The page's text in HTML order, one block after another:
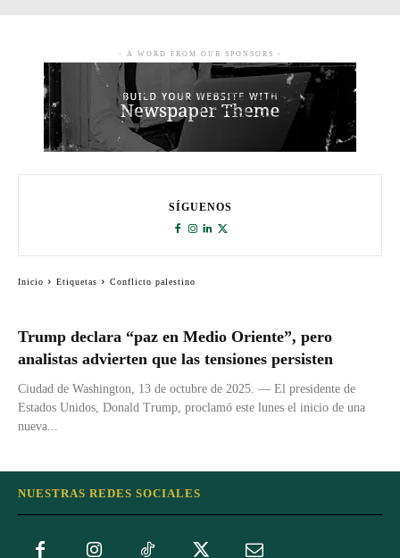
Trump declara “paz en Medio Oriente”, pero
analistas advierten que las tensiones persisten
Ciudad de Washington, 13 de octubre de 2025. — El presidente de
Estados Unidos, Donald Trump, proclamó este lunes el inicio de una
nueva...
- A WORD FROM OUR SPONSORS -
SÍGUENOS
Inicio Etiquetas Conflicto palestino
NUESTRAS REDES SOCIALES